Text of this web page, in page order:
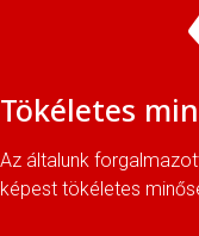
Tökéletes
Az általunk
képest tökéletes